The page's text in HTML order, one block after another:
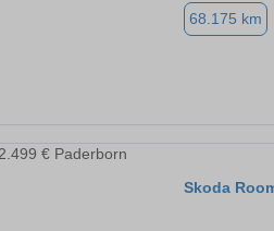
68.175 km
Skoda